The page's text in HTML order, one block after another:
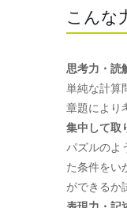
こんな
思考力・読
単純な計算
章題により
集中して取
パズルのよ
た条件をい
ができるか